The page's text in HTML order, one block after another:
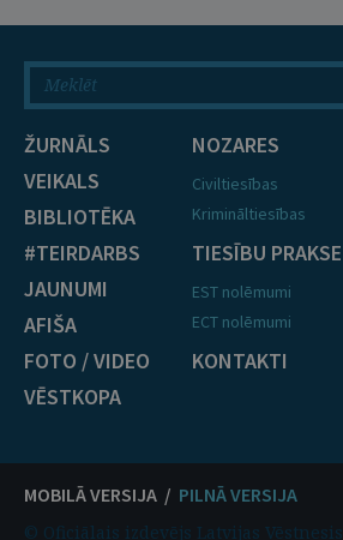
ŽURNĀLS
VEIKALS
BIBLIOTĒKA
#TEIRDARBS
JAUNUMI
AFIŠA
FOTO / VIDEO
VĒSTKOPA
NOZARES
Civiltiesības
Krimināltiesības
TIESĪBU PRAKSE
EST nolēmumi
ECT nolēmumi
KONTAKTI
MOBILĀ VERSIJA / PILNĀ VERSIJA
© Oficiālais izdevējs Latvijas Vēstnesis